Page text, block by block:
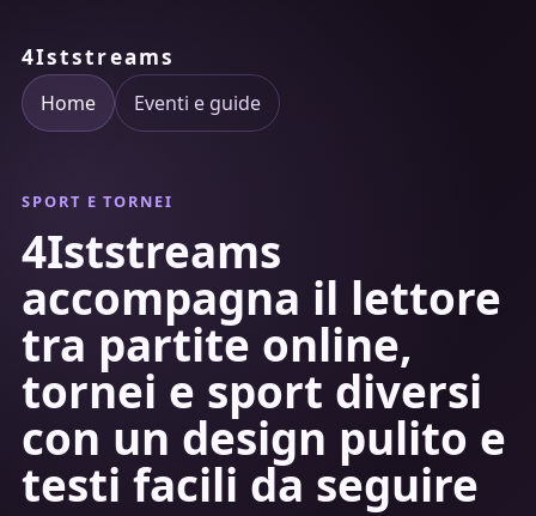
4Iststreams
Home Eventi e guide
SPORT E TORNEI
4Iststreams
accompagna il lettore
tra partite online,
tornei e sport diversi
con un design pulito e
testi facili da seguire